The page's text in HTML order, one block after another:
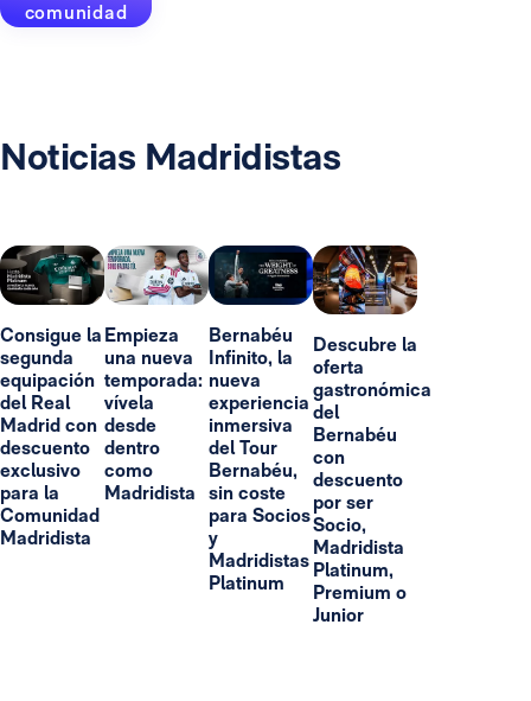
comunidad
Noticias Madridistas
Consigue la
segunda
equipación
del Real
Madrid con
descuento
exclusivo
para la
Comunidad
Madridista
Empieza
una nueva
temporada:
vívela
desde
dentro
como
Madridista
Bernabéu
Infinito, la
nueva
experiencia
inmersiva
del Tour
Bernabéu,
sin coste
para Socios
y
Madridistas
Platinum
Descubre la
oferta
gastronómica
del
Bernabéu
con
descuento
por ser
Socio,
Madridista
Platinum,
Premium o
Junior